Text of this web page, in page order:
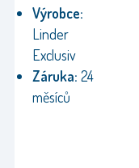
Výrobce:
Linder
Exclusiv
Záruka: 24
měsíců